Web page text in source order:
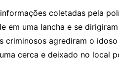
coletadas pela
em uma lancha e se
criminosos agrediram o
cerca e deixado no local